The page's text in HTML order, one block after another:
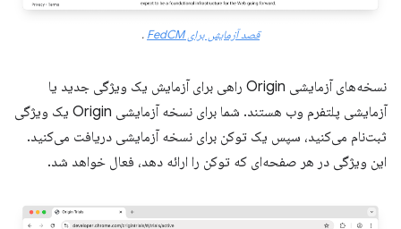
قصد آزمایش برای FedCM .
نسخه‌های آزمایشی Origin راهی برای آزمایش یک ویژگی جدید یا
آزمایشی پلتفرم وب هستند. شما برای نسخه آزمایشی Origin یک ویژگی
ثبت‌نام می‌کنید، سپس یک توکن برای نسخه آزمایشی دریافت می‌کنید.
این ویژگی در هر صفحه‌ای که توکن را ارائه دهد، فعال خواهد شد.